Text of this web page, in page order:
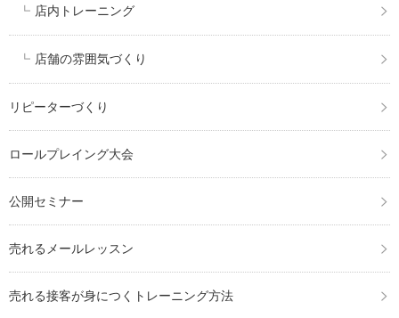
店内トレーニング
店舗の雰囲気づくり
リピーターづくり
ロールプレイング大会
公開セミナー
売れるメールレッスン
売れる接客が身につくトレーニング方法